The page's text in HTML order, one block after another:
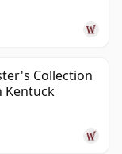
Collection
Kentuck